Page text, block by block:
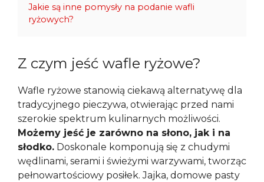
Jakie są inne pomysły na podanie wafli
ryżowych?
Z czym jeść wafle ryżowe?
Wafle ryżowe stanowią ciekawą alternatywę dla
tradycyjnego pieczywa, otwierając przed nami
szerokie spektrum kulinarnych możliwości.
Możemy jeść je zarówno na słono, jak i na
słodko. Doskonale komponują się z chudymi
wędlinami, serami i świeżymi warzywami, tworząc
pełnowartościowy posiłek. Jajka, domowe pasty